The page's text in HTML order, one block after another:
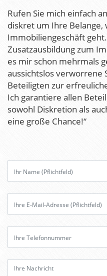
Rufen Sie mich einfach
diskret um Ihre Belange,
Immobiliengeschäft
Zusatzausbildung zum
es mir schon mehrmals
aussichtslos verworrene
Beteiligten zur
Ich garantiere allen
sowohl Diskretion als
eine große Chance!“
B
t
t
l
a